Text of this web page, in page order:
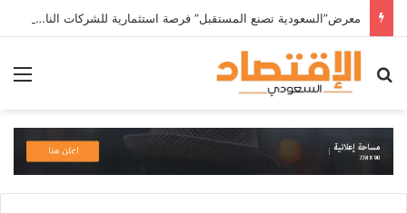
معرض”السعودية تصنع المستقبل” فرصة استثمارية للشركات الناشئة في قطاعات الذكاء الاصطناعي وربطها بالشركات العالمية
بحث عن